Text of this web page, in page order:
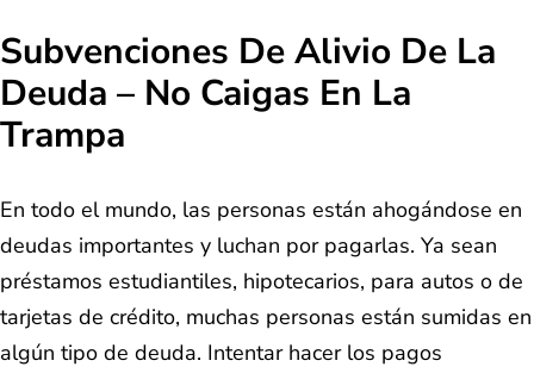
Subvenciones De Alivio De La
Deuda – No Caigas En La
Trampa
En todo el mundo, las personas están ahogándose en
deudas importantes y luchan por pagarlas. Ya sean
préstamos estudiantiles, hipotecarios, para autos o de
tarjetas de crédito, muchas personas están sumidas en
algún tipo de deuda. Intentar hacer los pagos